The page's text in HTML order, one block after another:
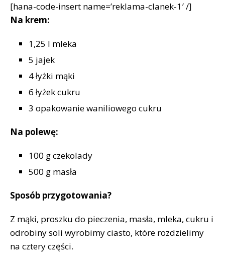
[hana-code-insert name=’reklama-clanek-1′ /]
Na krem:
1,25 l mleka
5 jajek
4 łyżki mąki
6 łyżek cukru
3 opakowanie waniliowego cukru
Na polewę:
100 g czekolady
500 g masła
Sposób przygotowania?
Z mąki, proszku do pieczenia, masła, mleka, cukru i
odrobiny soli wyrobimy ciasto, które rozdzielimy
na cztery części.